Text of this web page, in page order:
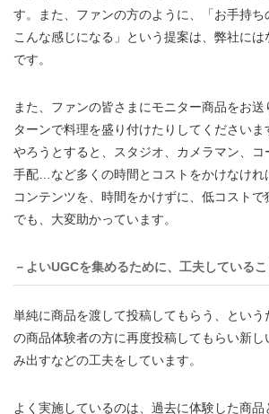
す。また、ファンの方のように、「お手持ち
こんな感じになる」という提案は、弊社には
です。
また、ファンの皆さまにモニター商品をお
ターンで料理を盛り付けたりしてください
やろうとすると、スタジオ、カメラマン、
手配…など多くの時間とコストをかけなけれ
コンテンツを、時間をかけずに、低コスト
でも、大変助かっています。
－よいUGCを集めるために、工夫している
単純に商品を渡して投稿してもらう、とい
の商品体験者の方に再度投稿してもらい新し
み出すなどの工夫をしています。
よく実施しているのは、過去に体験した商品